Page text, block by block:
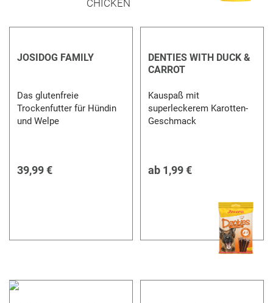
JOSIDOG FAMILY
Das glutenfreie
Trockenfutter für Hündin
und Welpe
39,99 €
DENTIES WITH DUCK &
CARROT
Kauspaß mit
superleckerem Karotten-
Geschmack
ab 1,99 €